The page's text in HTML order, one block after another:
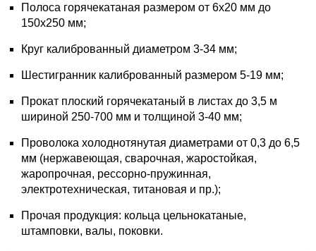
Полоса горячекатаная размером от 6х20 мм до
150х250 мм;
Круг калиброванный диаметром 3-34 мм;
Шестигранник калиброванный размером 5-19 мм;
Прокат плоский горячекатаный в листах до 3,5 м
шириной 250-700 мм и толщиной 3-40 мм;
Проволока холоднотянутая диаметрами от 0,3 до 6,5
мм (нержавеющая, сварочная, жаростойкая,
жаропрочная, рессорно-пружинная,
электротехническая, титановая и пр.);
Прочая продукция: кольца цельнокатаные,
штамповки, валы, поковки.